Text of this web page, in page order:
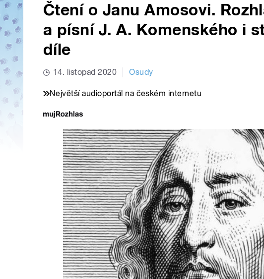
Čtení o Janu Amosovi.
a písní J. A. Komenského i
díle
14. listopad 2020 Osudy
Největší audioportál na českém internetu